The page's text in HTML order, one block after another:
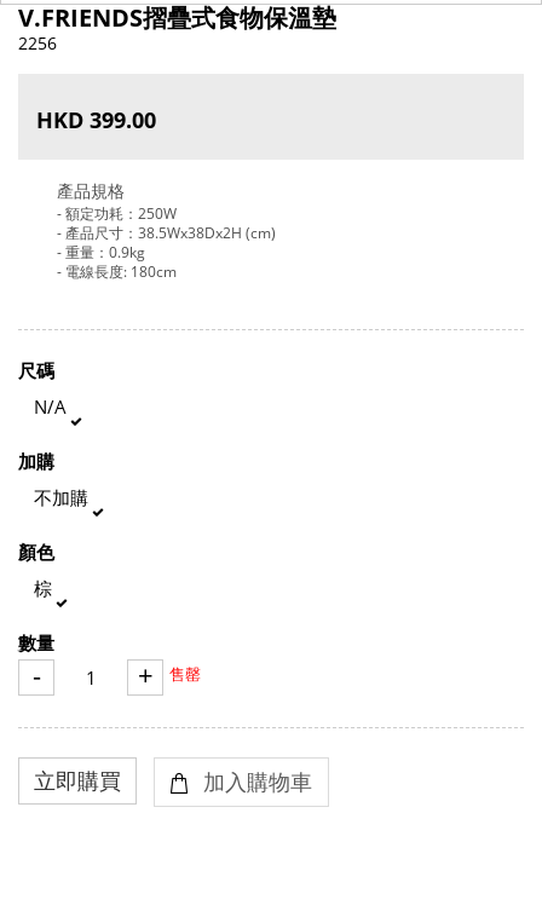
V.FRIENDS摺疊式食物保溫墊
2256
HKD 399.00
產品規格
- 額定功耗：250W
- 產品尺寸：38.5Wx38Dx2H (cm)
- 重量：0.9kg
- 電線長度: 180cm
尺碼
N/A
加購
不加購
顏色
棕
數量
- + 售罄